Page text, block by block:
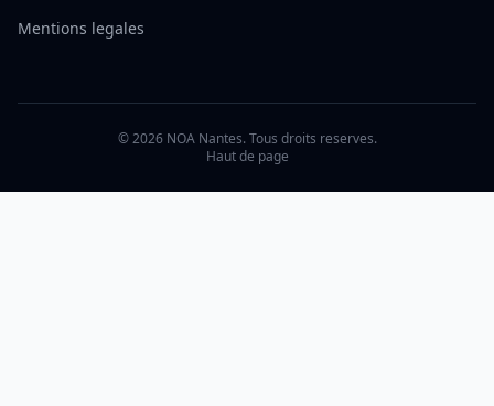
Mentions legales
© 2026 NOA Nantes. Tous droits reserves.
Haut de page